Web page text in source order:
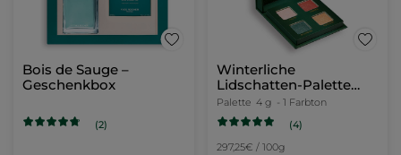
Bois de Sauge –
Geschenkbox
(2)
Winterliche
Lidschatten-Palette
Blick – Limited Edition
Palette 4 g - 1 Farbton
(4)
297,25€ / 100g